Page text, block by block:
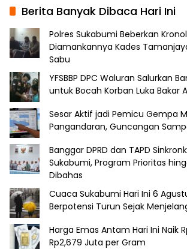
Berita Banyak Dibaca Hari Ini
Polres Sukabumi Beberkan
Diamankannya Kades
Sabu
YFSBBP DPC Waluran Salurkan
untuk Bocah Korban Luka Bakar
Sesar Aktif jadi Pemicu Gempa
Pangandaran, Guncangan
Banggar DPRD dan TAPD
Sukabumi, Program Prioritas
Dibahas
Cuaca Sukabumi Hari Ini 6
Berpotensi Turun Sejak
Harga Emas Antam Hari Ini Naik
Rp2,679 Juta per Gram